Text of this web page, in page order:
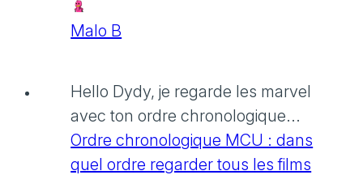
Malo B
Hello Dydy, je regarde les marvel
avec ton ordre chronologique...
Ordre chronologique MCU : dans
quel ordre regarder tous les films